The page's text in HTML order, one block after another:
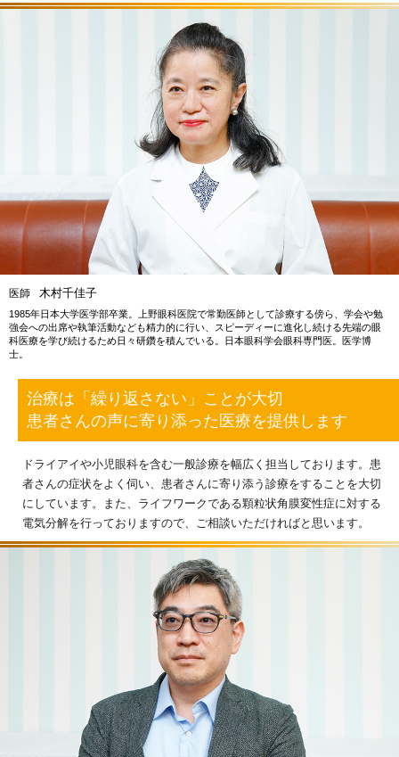
医師 木村千佳子
1985年日本大学医学部卒業。上野眼科医院で常勤医師として診療する傍ら、学会や勉
強会への出席や執筆活動なども精力的に行い、スピーディーに進化し続ける先端の眼
科医療を学び続けるため日々研鑽を積んでいる。日本眼科学会眼科専門医。医学博
士。
治療は「繰り返さない」ことが大切
患者さんの声に寄り添った医療を提供します
ドライアイや小児眼科を含む一般診療を幅広く担当しております。患
者さんの症状をよく伺い、患者さんに寄り添う診療をすることを大切
にしています。また、ライフワークである顆粒状角膜変性症に対する
電気分解を行っておりますので、ご相談いただければと思います。